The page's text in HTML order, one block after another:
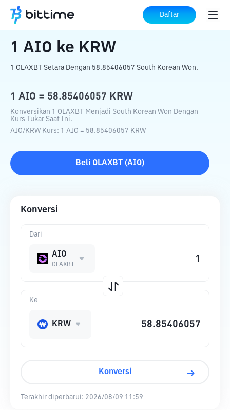
Daftar
Beranda Konverter Kripto ke KRW
1 AIO ke KRW
1 OLAXBT Setara Dengan 58.85406057 South Korean Won.
1 AIO = 58.85406057 KRW
Konversikan 1 OLAXBT Menjadi South Korean Won Dengan
Kurs Tukar Saat Ini.
AIO/KRW Kurs: 1 AIO = 58.85406057 KRW
Beli OLAXBT (AIO)
Konversi
Dari
AIO
OLAXBT
Ke
KRW
Konversi
Terakhir diperbarui: 2026/08/09 11:59